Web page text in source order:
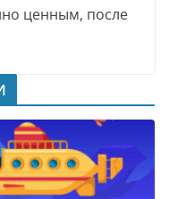
ценным, после